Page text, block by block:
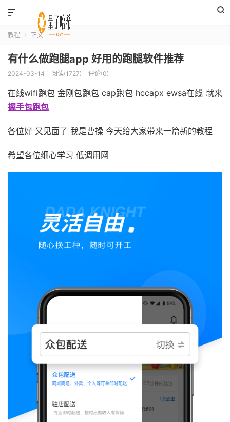


教程  正文
有什么做跑腿app 好用的跑腿软件推荐
2024-03-14 阅读(1727) 评论(0)
在线wifi跑包 金刚包跑包 cap跑包 hccapx ewsa在线 就来
握手包跑包
各位好 又见面了 我是曹操 今天给大家带来一篇新的教程
希望各位细心学习 低调用网